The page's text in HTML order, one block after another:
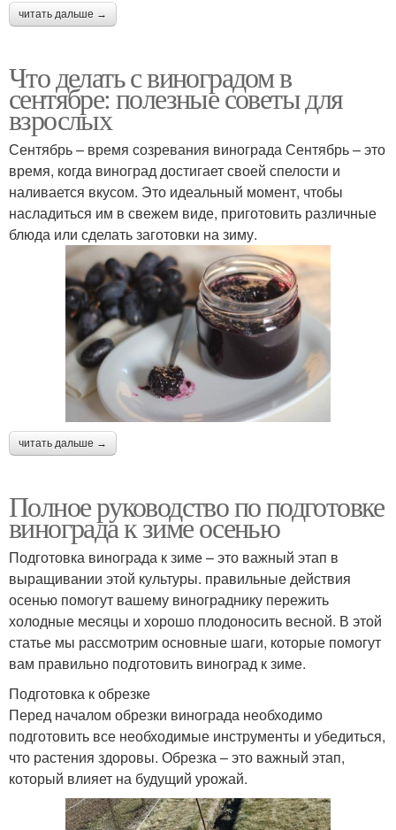
читать дальше →
Что делать с виноградом в
сентябре: полезные советы для
взрослых
Сентябрь – время созревания винограда Сентябрь – это
время, когда виноград достигает своей спелости и
наливается вкусом. Это идеальный момент, чтобы
насладиться им в свежем виде, приготовить различные
блюда или сделать заготовки на зиму.
читать дальше →
Полное руководство по подготовке
винограда к зиме осенью
Подготовка винограда к зиме – это важный этап в
выращивании этой культуры. правильные действия
осенью помогут вашему винограднику пережить
холодные месяцы и хорошо плодоносить весной. В этой
статье мы рассмотрим основные шаги, которые помогут
вам правильно подготовить виноград к зиме.
Подготовка к обрезке
Перед началом обрезки винограда необходимо
подготовить все необходимые инструменты и убедиться,
что растения здоровы. Обрезка – это важный этап,
который влияет на будущий урожай.